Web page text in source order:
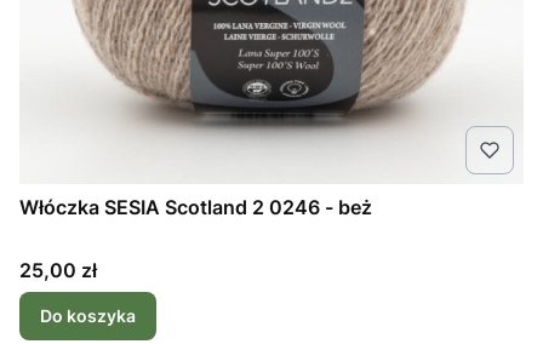
Włóczka SESIA Scotland 2 0246 - beż
Cena
25,00 zł
Do koszyka